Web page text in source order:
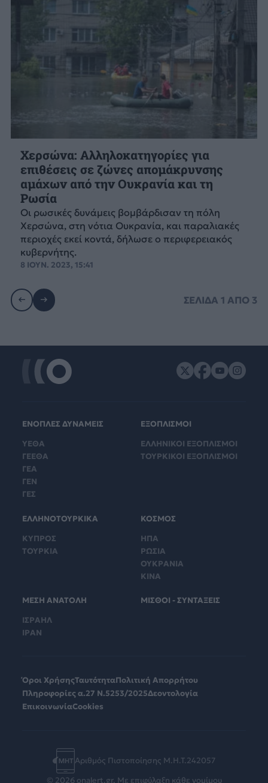
Χερσώνα: Αλληλοκατηγορίες για
επιθέσεις σε ζώνες απομάκρυνσης
αμάχων από την Ουκρανία και τη
Ρωσία
Οι ρωσικές δυνάμεις βομβάρδισαν τη πόλη
Χερσώνα, στη νότια Ουκρανία, και παραλιακές
περιοχές εκεί κοντά, δήλωσε ο περιφερειακός
κυβερνήτης.
8 ΙΟΥΝ. 2023, 15:41
ΣΕΛΙΔΑ1 ΑΠΟ 3
ΕΝΟΠΛΕΣ ΔΥΝΑΜΕΙΣ
ΥΕΘΑ
ΓΕΕΘΑ
ΓΕΑ
ΓΕΝ
ΓΕΣ
ΕΞΟΠΛΙΣΜΟΙ
ΕΛΛΗΝΙΚΟΙ ΕΞΟΠΛΙΣΜΟΙ
ΤΟΥΡΚΙΚΟΙ ΕΞΟΠΛΙΣΜΟΙ
ΕΛΛΗΝΟΤΟΥΡΚΙΚΑ
ΚΥΠΡΟΣ
ΤΟΥΡΚΙΑ
ΚΟΣΜΟΣ
ΗΠΑ
ΡΩΣΙΑ
ΟΥΚΡΑΝΙΑ
ΚΙΝΑ
ΜΕΣΗ ΑΝΑΤΟΛΗ
ΙΣΡΑΗΛ
ΙΡΑΝ
ΜΙΣΘΟΙ - ΣΥΝΤΑΞΕΙΣ
Όροι ΧρήσηςΤαυτότηταΠολιτική Απορρήτου
Πληροφορίες α.27 Ν.5253/2025Δεοντολογία
ΕπικοινωνίαCookies
Αριθμός Πιστοποίησης Μ.Η.Τ.242057
© 2026 onalert.gr. Με επιφύλαξη κάθε νομίμου